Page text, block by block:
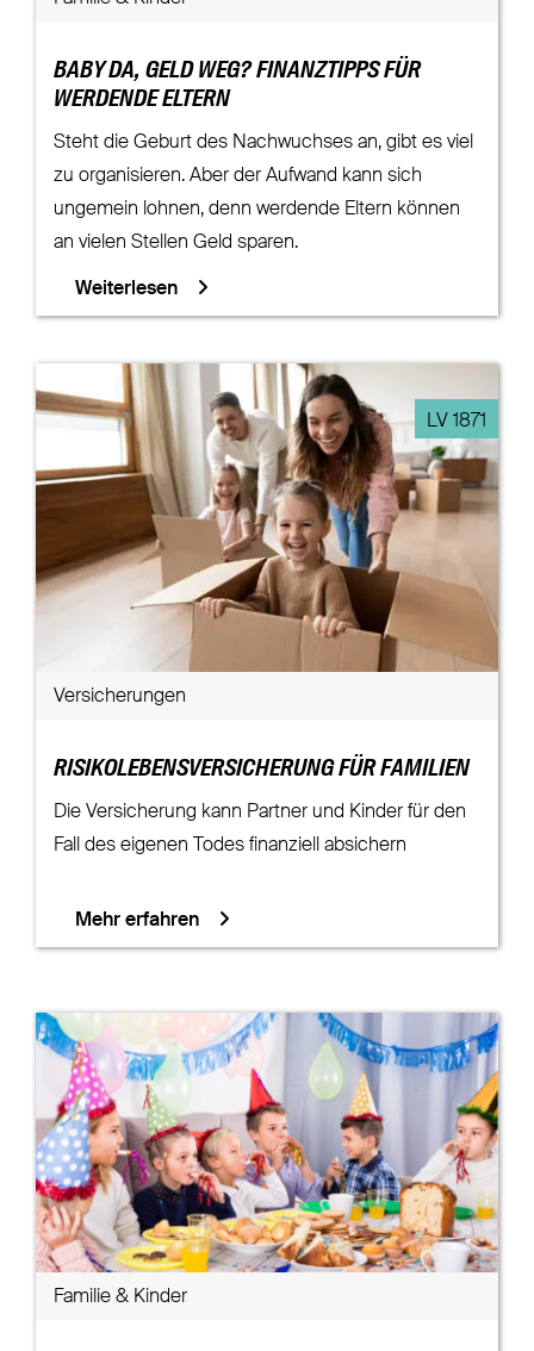
BABY DA, GELD WEG? FINANZTIPPS FÜR
WERDENDE ELTERN
Steht die Geburt des Nachwuchses an, gibt es viel
zu organisieren. Aber der Aufwand kann sich
ungemein lohnen, denn werdende Eltern können
an vielen Stellen Geld sparen.
Weiterlesen
LV 1871
Versicherungen
RISIKOLEBENSVERSICHERUNG FÜR FAMILIEN
Die Versicherung kann Partner und Kinder für den
Fall des eigenen Todes finanziell absichern
Mehr erfahren
Familie & Kinder